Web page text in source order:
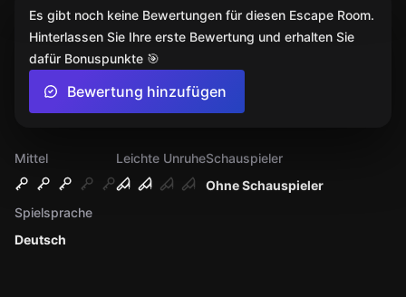
Mittel
Leichte Unruhe
Ohne Schauspieler
Schauspieler
Deutsch
Spielsprache
Es gibt noch keine Bewertungen für diesen Escape Room.
Hinterlassen Sie Ihre erste Bewertung und erhalten Sie
dafür Bonuspunkte 🎯
Bewertung hinzufügen